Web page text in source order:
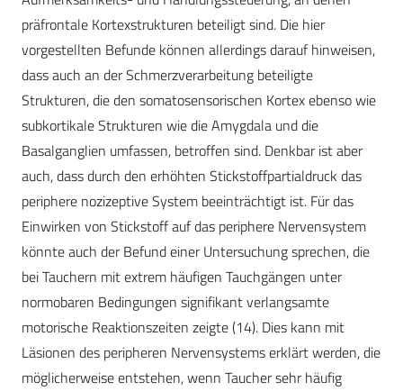
präfrontale Kortexstrukturen beteiligt sind. Die hier
vorgestellten Befunde können allerdings darauf hinweisen,
dass auch an der Schmerzverarbeitung beteiligte
Strukturen, die den somatosensorischen Kortex ebenso wie
subkortikale Strukturen wie die Amygdala und die
Basalganglien umfassen, betroffen sind. Denkbar ist aber
auch, dass durch den erhöhten Stickstoffpartialdruck das
periphere nozizeptive System beeinträchtigt ist. Für das
Einwirken von Stickstoff auf das periphere Nervensystem
könnte auch der Befund einer Untersuchung sprechen, die
bei Tauchern mit extrem häufigen Tauchgängen unter
normobaren Bedingungen signifikant verlangsamte
motorische Reaktionszeiten zeigte (14). Dies kann mit
Läsionen des peripheren Nervensystems erklärt werden, die
möglicherweise entstehen, wenn Taucher sehr häufig